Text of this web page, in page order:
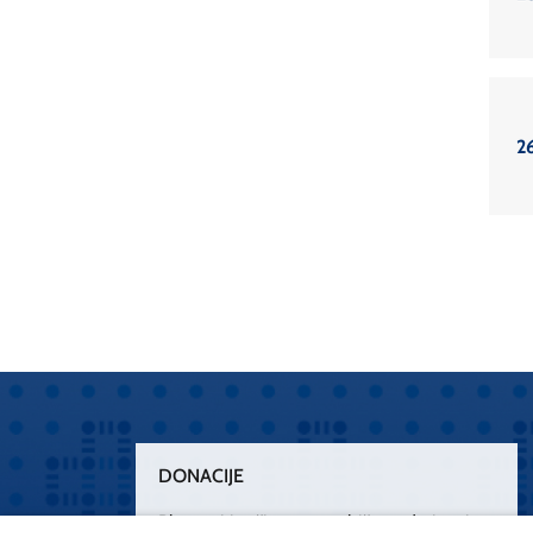
DONACIJE
Plemenitim činom nesebičnog darivanja